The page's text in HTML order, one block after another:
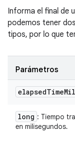
Informa el final de
podemos tener
tipos, por lo que
Parámetros
elapsedTime
long : Tiempo
en milisegundos.